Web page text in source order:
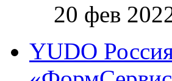
20 фев
YUDO